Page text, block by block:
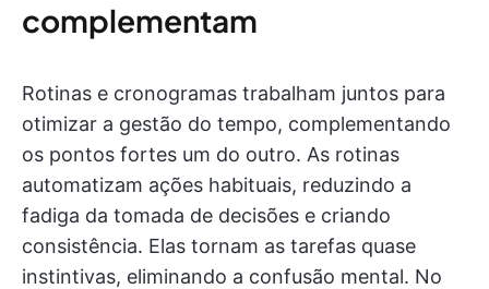
complementam
Rotinas e cronogramas trabalham juntos para
otimizar a gestão do tempo, complementando
os pontos fortes um do outro. As rotinas
automatizam ações habituais, reduzindo a
fadiga da tomada de decisões e criando
consistência. Elas tornam as tarefas quase
instintivas, eliminando a confusão mental. No